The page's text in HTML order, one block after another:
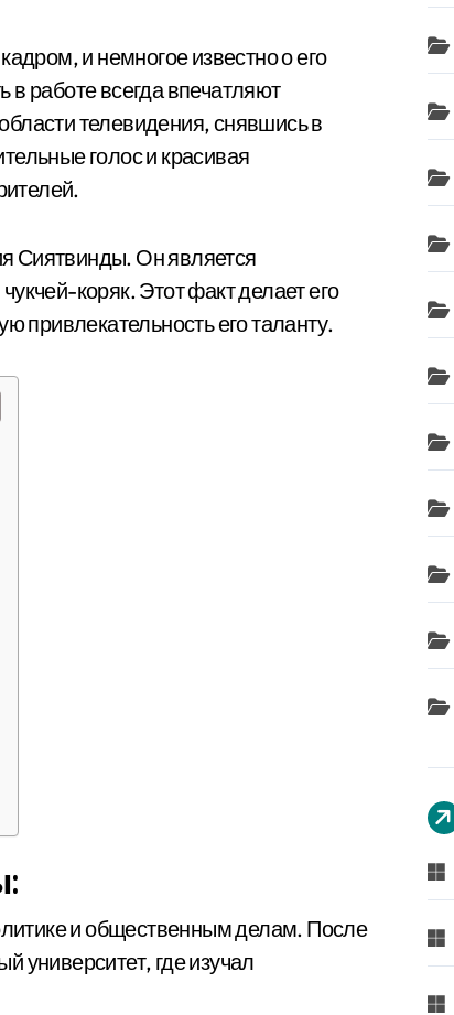
и немногое известно о его
работе всегда впечатляют
телевидения, снявшись в
голос и красивая
Сиятвинды. Он является
коряк. Этот факт делает его
привлекательность его таланту.
и общественным делам. После
университет, где изучал